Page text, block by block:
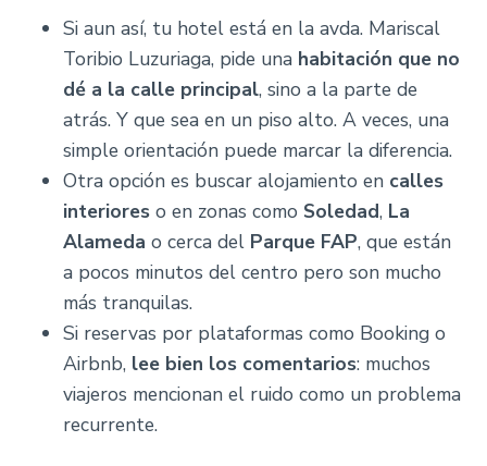
Si aun así, tu hotel está en la avda. Mariscal
Toribio Luzuriaga, pide una habitación que no
dé a la calle principal, sino a la parte de
atrás. Y que sea en un piso alto. A veces, una
simple orientación puede marcar la diferencia.
Otra opción es buscar alojamiento en calles
interiores o en zonas como Soledad, La
Alameda o cerca del Parque FAP, que están
a pocos minutos del centro pero son mucho
más tranquilas.
Si reservas por plataformas como Booking o
Airbnb, lee bien los comentarios: muchos
viajeros mencionan el ruido como un problema
recurrente.